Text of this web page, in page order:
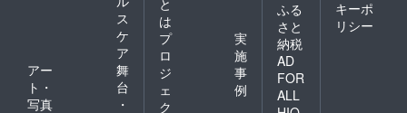
ス
ケ
ア
アー
ト・
写真
舞
台
・
と
は
プ
ロ
ジ
ェ
ク
実
施
事
例
ふる
さと
納税
AD
FOR
ALL
キーポ
リシー